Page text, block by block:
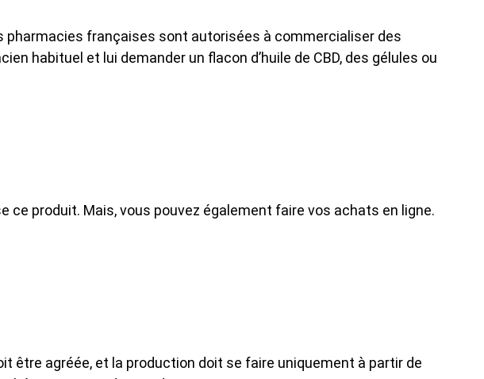
pharmacies françaises sont autorisées à commercialiser des
habituel et lui demander un flacon d’huile de CBD, des gélules ou
ce produit. Mais, vous pouvez également faire vos achats en ligne.
être agréée, et la production doit se faire uniquement à partir de